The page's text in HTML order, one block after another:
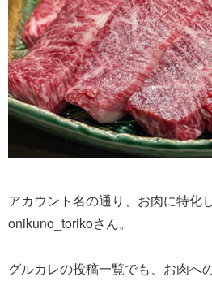
アカウント名の通り、お肉に特化
onikuno_torikoさん。
グルカレの投稿一覧でも、お肉へ